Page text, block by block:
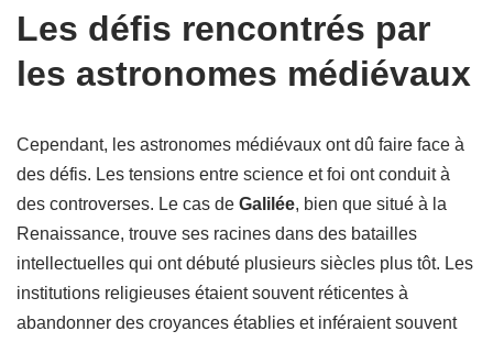
Les défis rencontrés par
les astronomes médiévaux
Cependant, les astronomes médiévaux ont dû faire face à
des défis. Les tensions entre science et foi ont conduit à
des controverses. Le cas de Galilée, bien que situé à la
Renaissance, trouve ses racines dans des batailles
intellectuelles qui ont débuté plusieurs siècles plus tôt. Les
institutions religieuses étaient souvent réticentes à
abandonner des croyances établies et inféraient souvent